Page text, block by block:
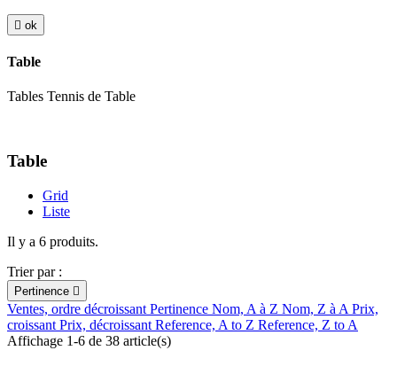
 ok
Table
Tables Tennis de Table
Table
Grid
Liste
Il y a 6 produits.
Trier par :
Pertinence 
Ventes, ordre décroissant Pertinence Nom, A à Z Nom, Z à A Prix,
croissant Prix, décroissant Reference, A to Z Reference, Z to A
Affichage 1-6 de 38 article(s)